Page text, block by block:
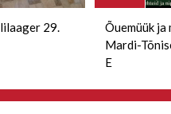
29.
Õuemüük ja
Mardi-
E